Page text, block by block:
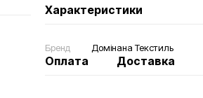
Характеристики
Бренд Домінана Текстиль
Оплата Доставка